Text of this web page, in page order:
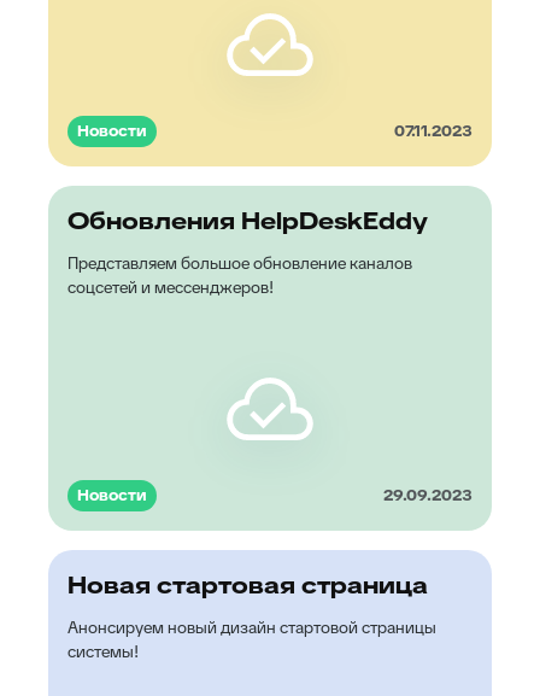
Новости 07.11.2023
Обновления HelpDeskEddy
Представляем большое обновление каналов
соцсетей и мессенджеров!
Новости 29.09.2023
Новая стартовая страница
Анонсируем новый дизайн стартовой страницы
системы!